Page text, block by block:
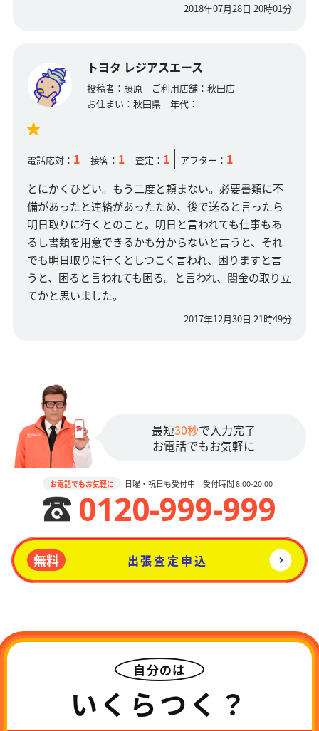
2018年07月28日 20時01分
トヨタ レジアスエース
投稿者： 藤原 ご利用店舗： 秋田店
お住まい： 秋田県 年代：
電話応対： 1 接客： 1 査定： 1 アフター： 1
とにかくひどい。もう二度と頼まない。必要書類に不
備があったと連絡があったため、後で送ると言ったら
明日取りに行くとのこと。明日と言われても仕事もあ
るし書類を用意できるかも分からないと言うと、それ
でも明日取りに行くとしつこく言われ、困りますと言
うと、困ると言われても困る。と言われ、闇金の取り立
てかと思いました。
2017年12月30日 21時49分
最短30秒で入力完了
お電話でもお気軽に
お電話でもお気軽に 日曜・祝日も受付中 受付時間 8:00-20:00
0120-999-999
無料 出張査定申込
自分のは
いくらつく？